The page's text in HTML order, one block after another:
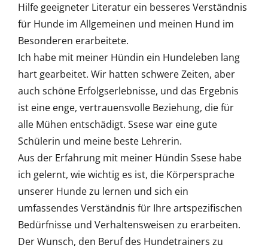
Hilfe geeigneter Literatur ein besseres Verständnis
für Hunde im Allgemeinen und meinen Hund im
Besonderen erarbeitete.
Ich habe mit meiner Hündin ein Hundeleben lang
hart gearbeitet. Wir hatten schwere Zeiten, aber
auch schöne Erfolgserlebnisse, und das Ergebnis
ist eine enge, vertrauensvolle Beziehung, die für
alle Mühen entschädigt. Ssese war eine gute
Schülerin und meine beste Lehrerin.
Aus der Erfahrung mit meiner Hündin Ssese habe
ich gelernt, wie wichtig es ist, die Körpersprache
unserer Hunde zu lernen und sich ein
umfassendes Verständnis für Ihre artspezifischen
Bedürfnisse und Verhaltensweisen zu erarbeiten.
Der Wunsch, den Beruf des Hundetrainers zu